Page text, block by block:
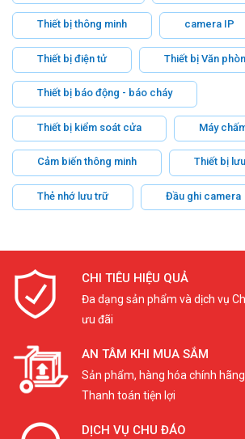
Thiết bị thông minh camera IP
Thiết bị điện tử Thiết bị Văn
Thiết bị báo động - báo cháy
Thiết bị kiểm soát cửa Máy
Cảm biến thông minh Thiết bị
Thẻ nhớ lưu trữ Đầu ghi camera
CHI TIÊU HIỆU QUẢ
Đa dạng sản phẩm và dịch vụ
ưu đãi
AN TÂM KHI MUA SẮM
Sản phẩm, hàng hóa chính hãng
Thanh toán tiện lợi
DỊCH VỤ CHU ĐÁO